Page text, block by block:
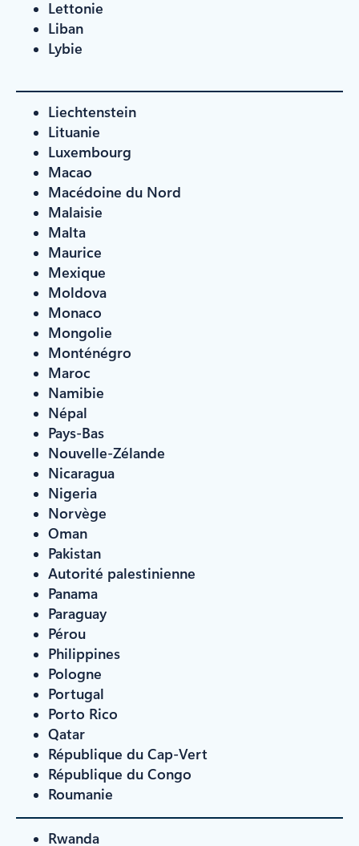
Lettonie
Liban
Lybie
Liechtenstein
Lituanie
Luxembourg
Macao
Macédoine du Nord
Malaisie
Malta
Maurice
Mexique
Moldova
Monaco
Mongolie
Monténégro
Maroc
Namibie
Népal
Pays-Bas
Nouvelle-Zélande
Nicaragua
Nigeria
Norvège
Oman
Pakistan
Autorité palestinienne
Panama
Paraguay
Pérou
Philippines
Pologne
Portugal
Porto Rico
Qatar
République du Cap-Vert
République du Congo
Roumanie
Rwanda